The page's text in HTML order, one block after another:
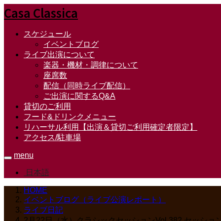
Casa Classica
スケジュール
イベントブログ
ライブ出演について
楽器・機材・調律について
座席数
配信（同時ライブ配信）
ご出演に関するQ&A
貸切のご利用
フード&ドリンクメニュー
リハーサル利用【出演＆貸切ご利用確定者限定】
アクセス/駐車場
menu
日本語
HOME
イベントブログ（ライブ公演レポート）
ライブ日記